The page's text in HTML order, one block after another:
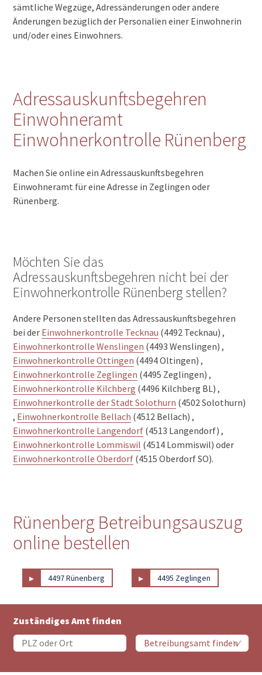
sämtliche Wegzüge, Adressänderungen oder andere
Änderungen bezüglich der Personalien einer Einwohnerin
und/oder eines Einwohners.
Adressauskunftsbegehren
Einwohneramt
Einwohnerkontrolle Rünenberg
Machen Sie online ein Adressauskunftsbegehren
Einwohneramt für eine Adresse in Zeglingen oder
Rünenberg.
Möchten Sie das
Adressauskunftsbegehren nicht bei der
Einwohnerkontrolle Rünenberg stellen?
Andere Personen stellten das Adressauskunftsbegehren
bei der Einwohnerkontrolle Tecknau (4492 Tecknau) ,
Einwohnerkontrolle Wenslingen (4493 Wenslingen) ,
Einwohnerkontrolle Ottingen (4494 Oltingen) ,
Einwohnerkontrolle Zeglingen (4495 Zeglingen) ,
Einwohnerkontrolle Kilchberg (4496 Kilchberg BL) ,
Einwohnerkontrolle der Stadt Solothurn (4502 Solothurn)
, Einwohnerkontrolle Bellach (4512 Bellach) ,
Einwohnerkontrolle Langendorf (4513 Langendorf) ,
Einwohnerkontrolle Lommiswil (4514 Lommiswil) oder
Einwohnerkontrolle Oberdorf (4515 Oberdorf SO).
Rünenberg Betreibungsauszug
online bestellen
▸ 4497 Rünenberg ▸ 4495 Zeglingen
Zuständiges Amt finden